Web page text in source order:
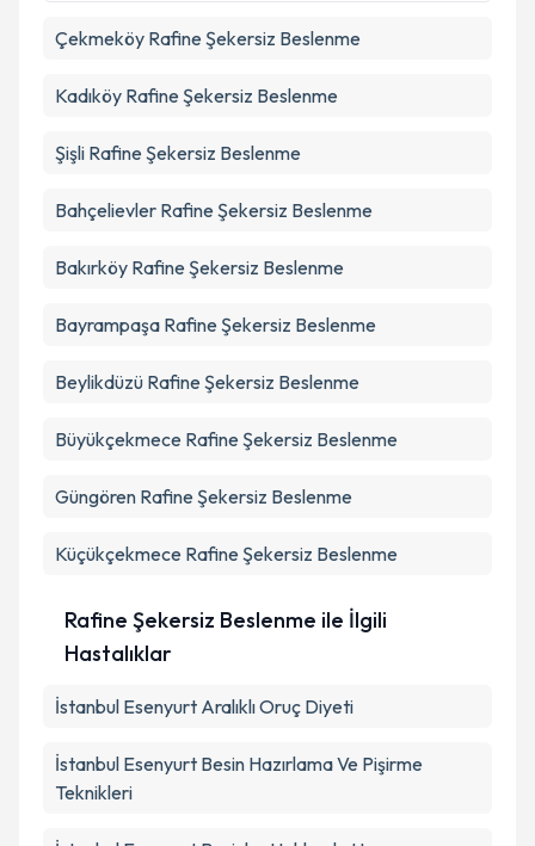
Çekmeköy Rafine Şekersiz Beslenme
Kadıköy Rafine Şekersiz Beslenme
Şişli Rafine Şekersiz Beslenme
Bahçelievler Rafine Şekersiz Beslenme
Bakırköy Rafine Şekersiz Beslenme
Bayrampaşa Rafine Şekersiz Beslenme
Beylikdüzü Rafine Şekersiz Beslenme
Büyükçekmece Rafine Şekersiz Beslenme
Güngören Rafine Şekersiz Beslenme
Küçükçekmece Rafine Şekersiz Beslenme
Rafine Şekersiz Beslenme ile İlgili
Hastalıklar
İstanbul Esenyurt Aralıklı Oruç Diyeti
İstanbul Esenyurt Besin Hazırlama Ve Pişirme
Teknikleri